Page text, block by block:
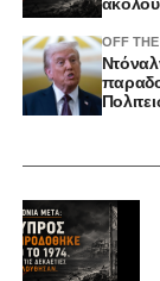
Οικολόγων.
Η απόφαση αυτή
Είναι μήνυμα.
Μήνυμα ότι η
Μήνυμα ότι η
σε συμβολικές
OFF